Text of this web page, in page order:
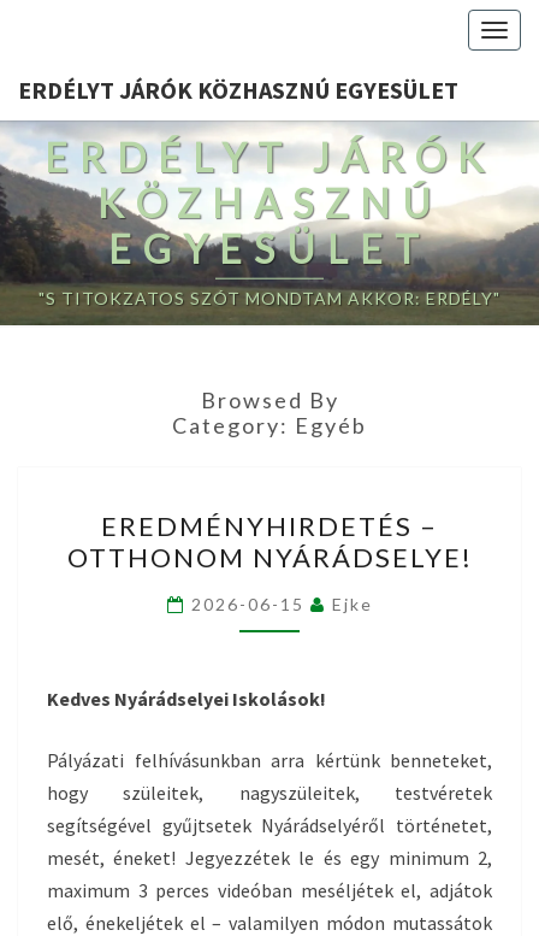
ERDÉLYT JÁRÓK KÖZHASZNÚ EGYESÜLET
ERDÉLYT JÁRÓK
KÖZHASZNÚ
EGYESÜLET
"S TITOKZATOS SZÓT MONDTAM AKKOR: ERDÉLY"
Browsed By
Category: Egyéb
–
OTTHONOM
NYÁRÁDSELYE!
EREDMÉNYHIRDETÉS –
OTTHONOM NYÁRÁDSELYE!
2026-06-15 Ejke
Kedves Nyárádselyei Iskolások!
Pályázati felhívásunkban arra kértünk benneteket,
hogy szüleitek, nagyszüleitek, testvéretek
segítségével gyűjtsetek Nyárádselyéről történetet,
mesét, éneket! Jegyezzétek le és egy minimum 2,
maximum 3 perces videóban meséljétek el, adjátok
elő, énekeljétek el – valamilyen módon mutassátok